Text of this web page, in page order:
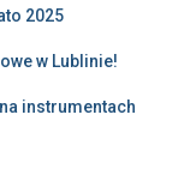
2025
w Lublinie!
instrumentach